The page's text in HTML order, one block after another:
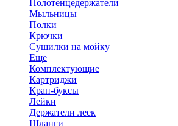
Полотенцедержатели
Мыльницы
Полки
Крючки
Сушилки на мойку
Еще
Комплектующие
Картриджи
Кран-буксы
Лейки
Держатели леек
Шланги